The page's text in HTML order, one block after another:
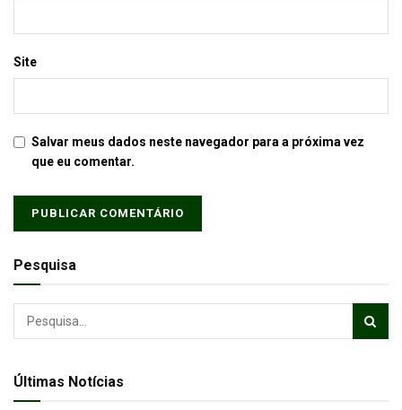
Site
Salvar meus dados neste navegador para a próxima vez
que eu comentar.
Pesquisa
Últimas Notícias